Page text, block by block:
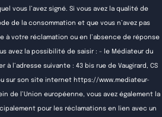
vous l’avez signé. Si vous avez la qualité de
de la consommation et que vous n’avez pas
à votre réclamation ou en l’absence de réponse
avez la possibilité de saisir : - le Médiateur du
à l’adresse suivante : 43 bis rue de Vaugirard, CS
ou sur son site internet https://www.mediateur-
de l’Union européenne, vous avez également la
pour les réclamations en lien avec un